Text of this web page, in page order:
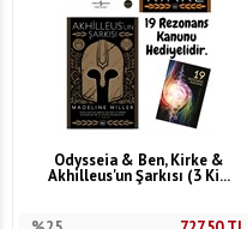
Odysseia & Ben, Kirke &
Akhilleus'un Şarkısı (3 Ki...